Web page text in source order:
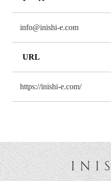
info@inishi-e.com
URL
https://inishi-e.com/